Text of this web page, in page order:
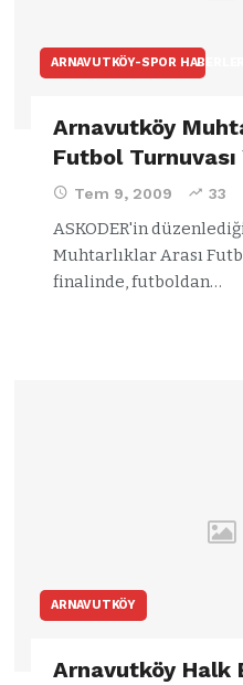
ARNAVUTKÖY-SPOR HABERLERI
Arnavutköy
Futbol Turnuvası
Tem 9, 2009 33
ASKODER'in
Muhtarlıklar Arası
finalinde, futboldan…
ARNAVUTKÖY
Arnavutköy Halk